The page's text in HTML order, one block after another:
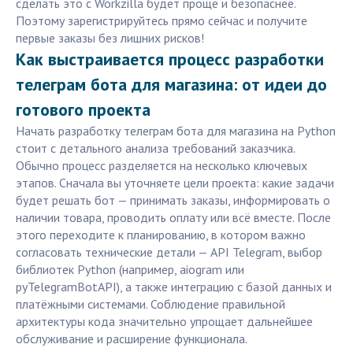
сделать это с Workzilla будет проще и безопаснее.
Поэтому зарегистрируйтесь прямо сейчас и получите
первые заказы без лишних рисков!
Как выстраивается процесс разработки
телеграм бота для магазина: от идеи до
готового проекта
Начать разработку телеграм бота для магазина на Python
стоит с детального анализа требований заказчика.
Обычно процесс разделяется на несколько ключевых
этапов. Сначала вы уточняете цели проекта: какие задачи
будет решать бот — принимать заказы, информировать о
наличии товара, проводить оплату или всё вместе. После
этого переходите к планированию, в котором важно
согласовать технические детали — API Telegram, выбор
библиотек Python (например, aiogram или
pyTelegramBotAPI), а также интеграцию с базой данных и
платёжными системами. Соблюдение правильной
архитектуры кода значительно упрощает дальнейшее
обслуживание и расширение функционала.